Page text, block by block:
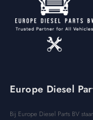
Europe Diesel
Bij Europe Diesel Parts BV